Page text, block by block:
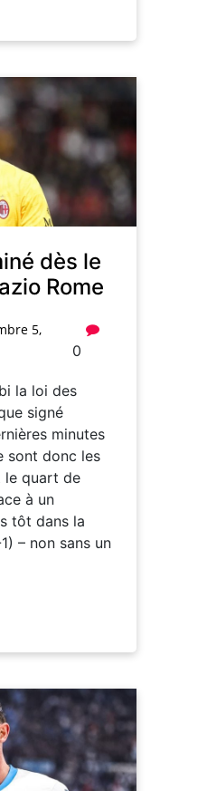
dès le
Rome
5,
0
la loi des
signé
minutes
sont donc les
le quart de
à un
tôt dans la
– non sans un